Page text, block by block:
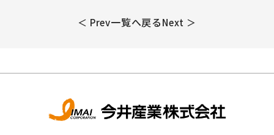
＜ Prev一覧へ戻るNext ＞